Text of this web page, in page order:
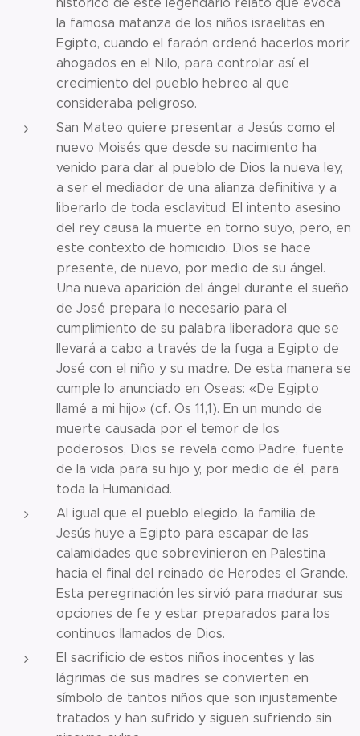
la famosa matanza de los niños israelitas en
Egipto, cuando el faraón ordenó hacerlos morir
ahogados en el Nilo, para controlar así el
crecimiento del pueblo hebreo al que
consideraba peligroso.
San Mateo quiere presentar a Jesús como el
nuevo Moisés que desde su nacimiento ha
venido para dar al pueblo de Dios la nueva ley,
a ser el mediador de una alianza definitiva y a
liberarlo de toda esclavitud. El intento asesino
del rey causa la muerte en torno suyo, pero, en
este contexto de homicidio, Dios se hace
presente, de nuevo, por medio de su ángel.
Una nueva aparición del ángel durante el sueño
de José prepara lo necesario para el
cumplimiento de su palabra liberadora que se
llevará a cabo a través de la fuga a Egipto de
José con el niño y su madre. De esta manera se
cumple lo anunciado en Oseas: «De Egipto
llamé a mi hijo» (cf. Os 11,1). En un mundo de
muerte causada por el temor de los
poderosos, Dios se revela como Padre, fuente
de la vida para su hijo y, por medio de él, para
toda la Humanidad.
Al igual que el pueblo elegido, la familia de
Jesús huye a Egipto para escapar de las
calamidades que sobrevinieron en Palestina
hacia el final del reinado de Herodes el Grande.
Esta peregrinación les sirvió para madurar sus
opciones de fe y estar preparados para los
continuos llamados de Dios.
El sacrificio de estos niños inocentes y las
lágrimas de sus madres se convierten en
símbolo de tantos niños que son injustamente
tratados y han sufrido y siguen sufriendo sin